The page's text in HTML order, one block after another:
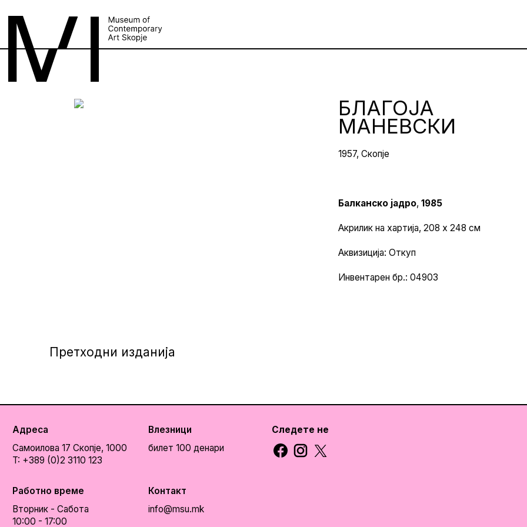
БЛАГОЈА
МАНЕВСКИ
1957, Скопје
Балканско јадро, 1985
Акрилик на хартија, 208 х 248 см
Аквизиција: Откуп
Инвентарен бр.: 04903
Претходни изданија
Адреса
Самоилова 17 Скопје, 1000
T: +389 (0)2 3110 123
Влезници
билет 100 денари
Работно време
Вторник - Сабота
10:00 - 17:00
Контакт
info@msu.mk
Следете не